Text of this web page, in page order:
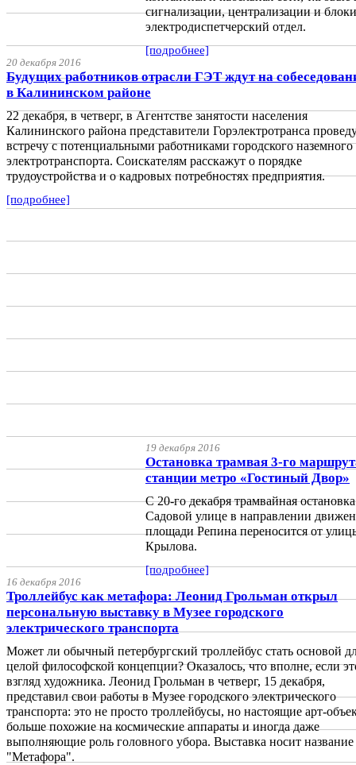
сигнализации, централизации и
электродиспетчерский отдел.
[подробнее]
20 декабря 2016
Будущих работников отрасли ГЭТ ждут на
в Калининском районе
22 декабря, в четверг, в Агентстве занятости населения
Калининского района представители Горэлектротранса
встречу с потенциальными работниками городского наземного
электротранспорта. Соискателям расскажут о порядке
трудоустройства и о кадровых потребностях предприятия.
[подробнее]
19 декабря 2016
Остановка трамвая 3-го
станции метро «Гостиный Двор»
С 20-го декабря трамвайная
Садовой улице в направлении
площади Репина переносится от
Крылова.
[подробнее]
16 декабря 2016
Троллейбус как метафора: Леонид Грольман открыл
персональную выставку в Музее городского
электрического транспорта
Может ли обычный петербургский троллейбус стать основой
целой философской концепции? Оказалось, что вполне, если
взгляд художника. Леонид Грольман в четверг, 15 декабря,
представил свои работы в Музее городского электрического
транспорта: это не просто троллейбусы, но настоящие арт-
больше похожие на космические аппараты и иногда даже
выполняющие роль головного убора. Выставка носит название
"Метафора".